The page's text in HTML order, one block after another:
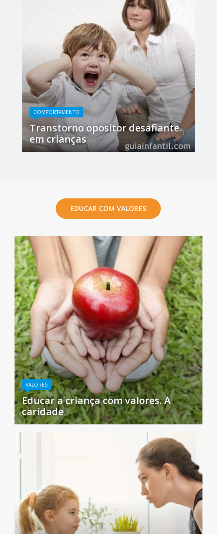
COMPORTAMENTO
Transtorno opositor desafiante
em crianças
EDUCAR COM VALORES
VALORES
Educar a criança com valores. A
caridade